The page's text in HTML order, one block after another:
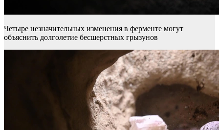
Четыре незначительных изменения в ферменте могут
объяснить долголетие бесшерстных грызунов